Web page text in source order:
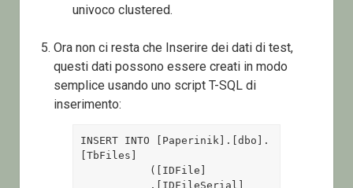
univoco clustered.
Ora non ci resta che Inserire dei dati di test,
questi dati possono essere creati in modo
semplice usando uno script T-SQL di
inserimento:
INSERT INTO [Paperinik].[dbo].
[TbFiles]